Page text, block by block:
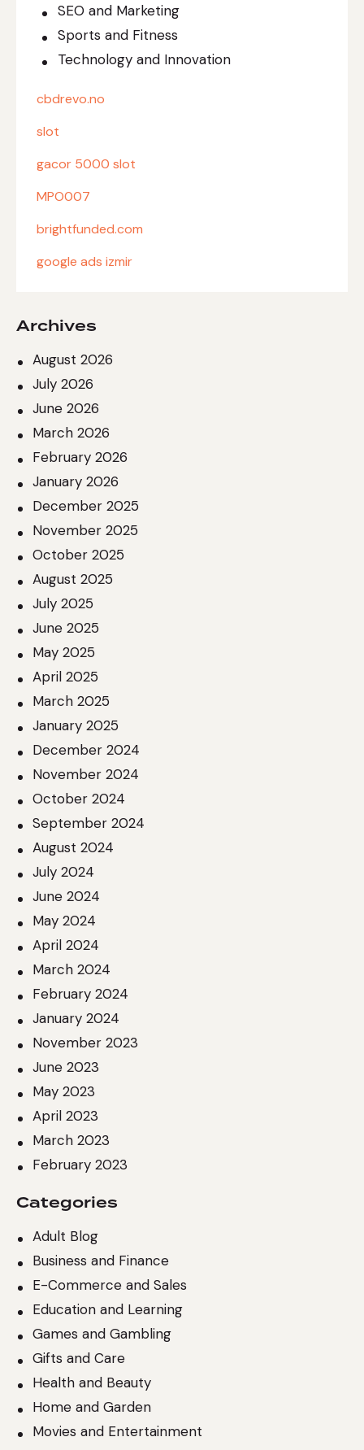
SEO and Marketing
Sports and Fitness
Technology and Innovation
cbdrevo.no
slot
gacor 5000 slot
MPO007
brightfunded.com
google ads izmir
Archives
August 2026
July 2026
June 2026
March 2026
February 2026
January 2026
December 2025
November 2025
October 2025
August 2025
July 2025
June 2025
May 2025
April 2025
March 2025
January 2025
December 2024
November 2024
October 2024
September 2024
August 2024
July 2024
June 2024
May 2024
April 2024
March 2024
February 2024
January 2024
November 2023
June 2023
May 2023
April 2023
March 2023
February 2023
Categories
Adult Blog
Business and Finance
E-Commerce and Sales
Education and Learning
Games and Gambling
Gifts and Care
Health and Beauty
Home and Garden
Movies and Entertainment